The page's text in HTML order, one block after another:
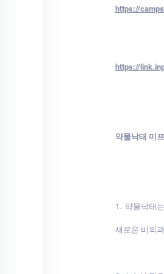
https://
https://
약물낙태 미
1. 약물낙태
새로운 비외